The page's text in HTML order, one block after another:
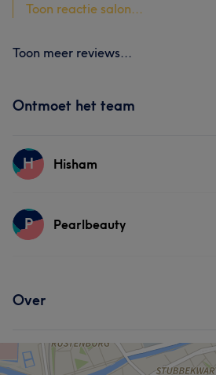
Toon reactie salon...
Toon meer reviews...
Ontmoet het team
H Hisham
Behandelingen
P Pearlbeauty
Gezicht Ontharen
Over